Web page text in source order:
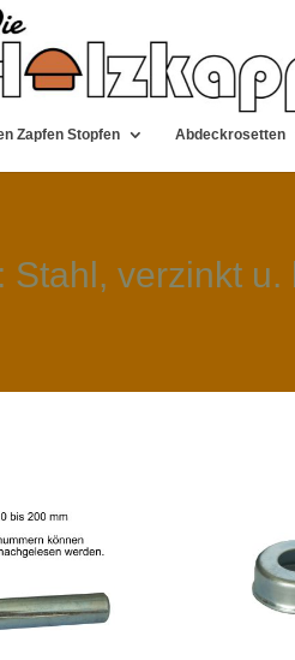
Zapfen Stopfen Abdeckrosetten
Stahl, verzinkt u.